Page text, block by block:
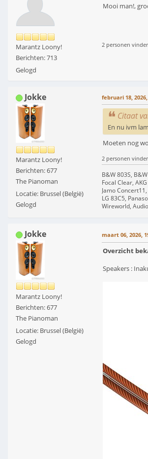
Marantz Loony!
Berichten: 713
Gelogd
Mooi man!,
2 personen
Jokke
Marantz Loony!
Berichten: 677
The Pianoman
Locatie: Brussel (België)
Gelogd
februari 18, 2026,
Citaat
En nu ivm
Moeten nog
2 personen
B&W 803S,
Focal Clear,
Jamo
LG 83C5,
Wireworld,
Jokke
Marantz Loony!
Berichten: 677
The Pianoman
Locatie: Brussel (België)
Gelogd
maart 06, 2026,
Overzicht
Speakers :